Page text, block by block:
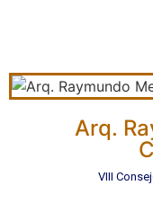
Arq.
VIII